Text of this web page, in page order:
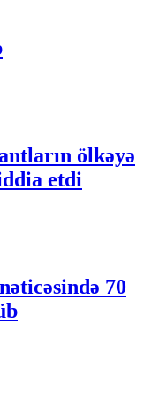
ölkəyə
etdi
70